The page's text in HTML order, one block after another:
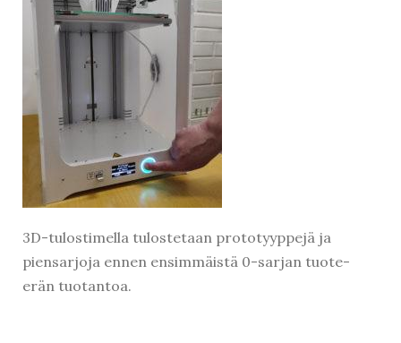
3D-tulostimella tulostetaan prototyyppejä ja
piensarjoja ennen ensimmäistä 0-sarjan tuote-
erän tuotantoa.